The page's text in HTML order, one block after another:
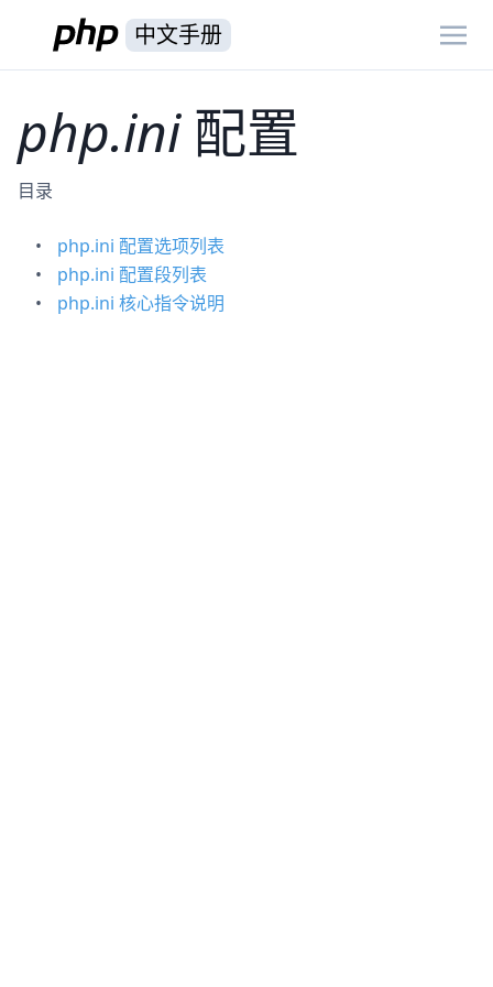
中文手册
php.ini配置
目录
php.ini 配置选项列表
php.ini 配置段列表
php.ini 核心指令说明